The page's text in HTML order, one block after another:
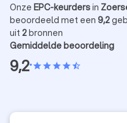
Onze EPC-keurdersin
beoordeeld met een 9,2
uit 2bronnen
Gemiddelde beoordeling
9,2•starstarstarstarstar_half